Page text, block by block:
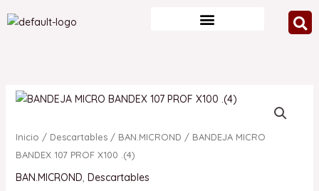
al
Inicio / Descartables/ BAN.MICROND / BANDEJA MICRO
BANDEX 107 PROF X100 .(4)
BAN.MICROND, Descartables